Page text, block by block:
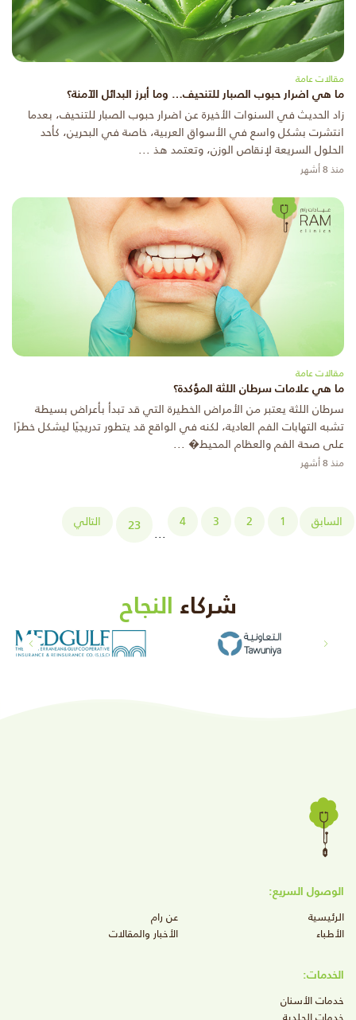
مقالات عامة
ما هي اضرار حبوب الصبار للتنحيف… وما أبرز البدائل الآمنة؟
زاد الحديث في السنوات الأخيرة عن اضرار حبوب الصبار للتنحيف، بعدما
انتشرت بشكل واسع في الأسواق العربية، خاصة في البحرين، كأحد
الحلول السريعة لإنقاص الوزن، وتعتمد هذ ...
منذ 8 أشهر
مقالات عامة
ما هي علامات سرطان اللثة المؤكدة؟
سرطان اللثة يعتبر من الأمراض الخطيرة التي قد تبدأ بأعراض بسيطة
تشبه التهابات الفم العادية، لكنه في الواقع قد يتطور تدريجيًا ليشكل خطرًا
على صحة الفم والعظام المحيط� ...
منذ 8 أشهر
السابق 1
2
3
4
...
23 التالي
شركاء النجاح
الوصول السريع:
الرئيسية
عن رام
الأطباء
الأخبار والمقالات
الخدمات:
خدمات الأسنان